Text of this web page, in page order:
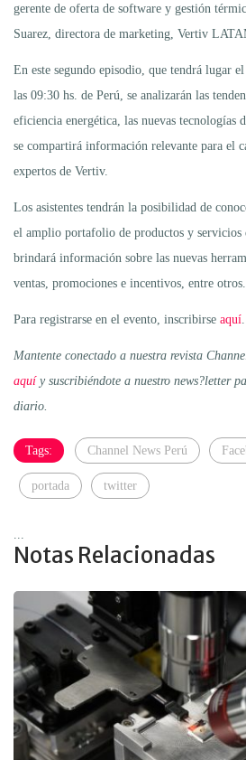
gerente de oferta de software y gestión
Suarez, directora de marketing, Vertiv
En este segundo episodio, que tendrá lugar
las 09:30 hs. de Perú, se analizarán las
eficiencia energética, las nuevas tecnologías
se compartirá información relevante para el
expertos de Vertiv.
Los asistentes tendrán la posibilidad de
el amplio portafolio de productos y servicios
brindará información sobre las nuevas
ventas, promociones e incentivos, entre otros.
Para registrarse en el evento, inscribirse aquí
Mantente conectado a nuestra revista
aquíy suscribiéndote a nuestro news?letter
diario.
Tags: Channel News Perú
portada twitter
Notas Relacionadas